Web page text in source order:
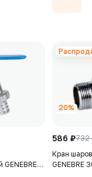
корпус -
586 ₽732
20%
Кран
GENEBRE
корпус -